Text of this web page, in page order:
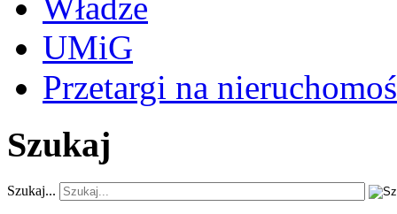
Władze
UMiG
Przetargi na
Szukaj
Szukaj...